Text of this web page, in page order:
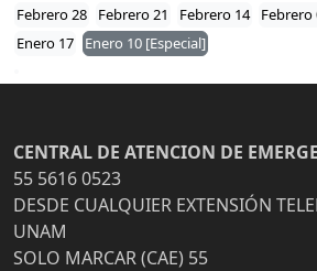
Febrero 28
Febrero 21 Febrero 14 Febrero
Enero 17
Enero 10 [Especial]
CENTRAL DE ATENCION DE
55 5616 0523
DESDE CUALQUIER EXTENSIÓN
UNAM
SOLO MARCAR (CAE) 55